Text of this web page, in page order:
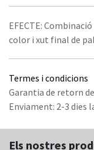
EFECTE:
color i xut final de
Termes i condicions
Garantia de retorn
Enviament: 2-3 dies
Els nostres